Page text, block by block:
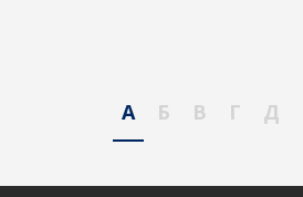
А Б В Г Д